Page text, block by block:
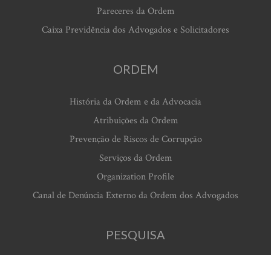
Pareceres da Ordem
Caixa Previdência dos Advogados e Solicitadores
ORDEM
História da Ordem e da Advocacia
Atribuições da Ordem
Prevenção de Riscos de Corrupção
Serviços da Ordem
Organization Profile
Canal de Denúncia Externo da Ordem dos Advogados
PESQUISA